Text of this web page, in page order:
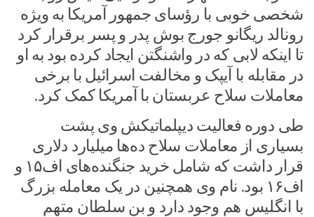
شخصی خوبی با رؤسای جمهور آمریکا به ویژه
رونالد ریگانو جورج بوش پدر و پسر برقرار کرد
تا اینکه لابی که در واشنگتن ایجاد کرده بود به او
در مقابله با آیپک و مخالفت اسرائیل با برخی
معاملات سلاح عربستان با آمریکا کمک کرد.
طی دوره فعالیت دیپلماتیکش وی پشت
بسیاری از معاملات سلاح ده‌ها میلیارد دلاری
قرار داشت که شامل خرید جنگنده‌های اف۱۵ و
اف۱۶ بود. نام وی همچنین در یک معامله بزرگ
با انگلیس هم وجود دارد و بن سلطان متهم